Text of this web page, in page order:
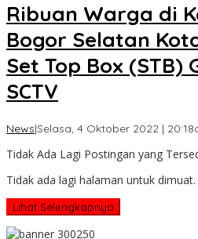
Ribuan Warga di
Bogor Selatan
Set Top Box (STB)
SCTV
News|Selasa, 4 Oktober 2022 | 20:18
Tidak Ada Lagi Postingan yang
Tidak ada lagi halaman untuk dimuat.
Lihat Selengkapnya